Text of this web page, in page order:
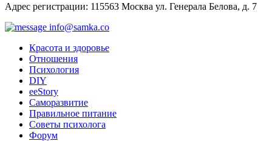
Адрес регистрации: 115563 Москва ул. Генерала Белова, д. 7
info@samka.co
Красота и здоровье
Отношения
Психология
DIY
ееStory
Саморазвитие
Правильное питание
Советы психолога
Форум